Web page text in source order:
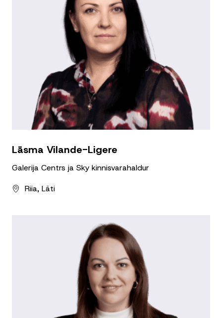
Lāsma Vilande-Ligere
Galerija Centrs ja Sky kinnisvarahaldur
Riia, Läti